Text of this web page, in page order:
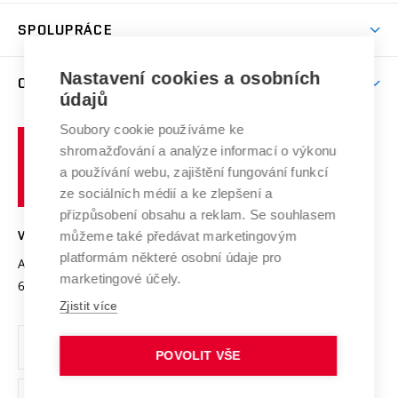
Celoživotní vzdělávání
E-přihláška
Harmonogram akademického roku
Závěrečné práce
Doktorské studium
Zpracování osobních údajů studentů
Sociální bezpečí
Studium bez bariér
Podpora podnikání
Mezinárodní vědecká rada
Systém zajišťování kvality výzkumu
Výzkumné infrastruktury
Transfer znalostí
Open Science
Projekty
Projekty ze strukturálních fondů
Specifický výzkum
SPOLUPRÁCE
Zahraniční spolupráce
Spolupráce se školami
Služby univerzity
Mezinárodní dohody
Univerzitní sítě
O UNIVERZITĚ
Profil univerzity
Udržitelná univerzita
Podnikavá univerzita / ContriBUTe
Bezpečná univerzita
Vyznamenání
Organizační struktura
Ochrana osobních údajů
učení
technické
VYSOKÉ UČENÍ TECHNICKÉ V BRNĚ
Antonínská 548/1
602 00 Brno
www.vut.cz
vut@vutbr.cz
Nastavení cookies a osobních
údajů
Soubory cookie používáme ke
shromažďování a analýze informací o výkonu
a používání webu, zajištění fungování funkcí
ze sociálních médií a ke zlepšení a
přizpůsobení obsahu a reklam. Se souhlasem
můžeme také předávat marketingovým
platformám některé osobní údaje pro
marketingové účely.
Zjistit více
POVOLIT VŠE